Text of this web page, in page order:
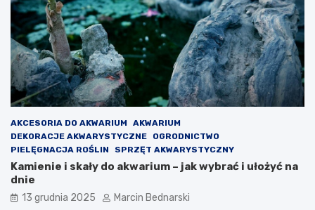
AKCESORIA DO AKWARIUM
AKWARIUM
DEKORACJE AKWARYSTYCZNE
OGRODNICTWO
PIELĘGNACJA ROŚLIN
SPRZĘT AKWARYSTYCZNY
Kamienie i skały do akwarium – jak wybrać i ułożyć na
dnie
13 grudnia 2025 Marcin Bednarski